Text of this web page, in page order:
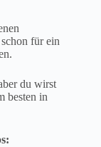
für ein
du wirst
besten in